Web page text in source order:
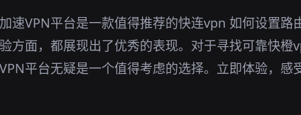
速VPN平台是一款值得推荐的快连vpn 如何设置路
方面，都展现出了优秀的表现。对于寻找可靠快橙
平台无疑是一个值得考虑的选择。立即体验，感